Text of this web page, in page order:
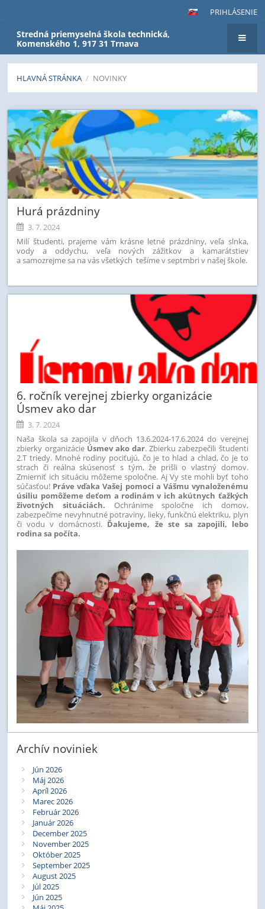
PRIHLÁSENIE
Stredná priemyselná škola technická,
Komenského 1, 917 31 Trnava
HLAVNÁ STRÁNKA / NOVINKY
Novinky
Hurá prázdniny
3. 7. 2024
Milí študenti, prajeme vám krásne letné prázdniny, veľa slnka,
vody a oddychu, veľa nových zážitkov a kamarátstiev
a samozrejme sa na vás všetkých tešíme v septmbri v našej škole.
6. ročník verejnej zbierky organizácie
Úsmev ako dar
3. 7. 2024
Naša škola sa zapojila v dňoch 13.6.2024-17.6.2024 do verejnej
zbierky organizácie Úsmev ako dar. Zbierku zabezpečili študenti
2.T triedy. Mnohé rodiny pociťujú, čo je to hlad a chlad, čo je to
strach či reálna skúsenosť s tým, že prišli o vlastný domov.
Zmierniť ich situáciu môžeme spoločne. Aj Vy ste mohli byť toho
súčasťou! Práve vďaka Vašej pomoci a Vášmu vynaloženému
úsiliu pomôžeme deťom a rodinám v ich akútnych ťažkých
životných situáciách. Ochránime spoločne ich domov,
zabezpečíme nevyhnutné potraviny, lieky, funkčnú elektriku, plyn
či vodu v domácnosti. Ďakujeme, že ste sa zapojili, lebo
rodina sa počíta.
Archív noviniek
Jún 2026
Máj 2026
Apríl 2026
Marec 2026
Február 2026
Január 2026
December 2025
November 2025
Október 2025
September 2025
August 2025
Júl 2025
Jún 2025